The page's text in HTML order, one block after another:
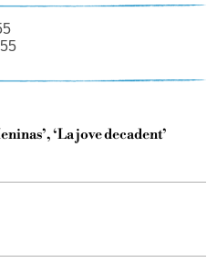
‘La jove decadent’